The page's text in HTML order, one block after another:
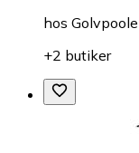
hos
+2 butiker